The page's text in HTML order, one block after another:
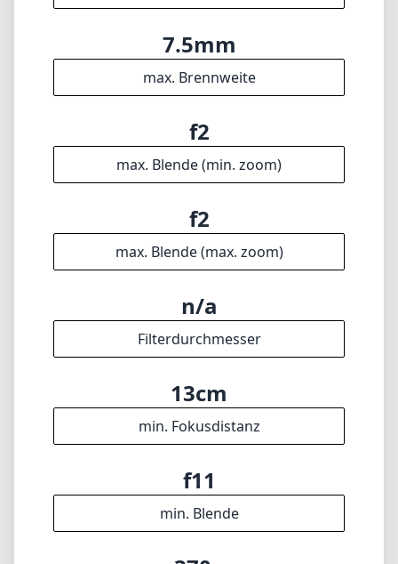
7.5mm
max. Brennweite
f2
max. Blende (min. zoom)
f2
max. Blende (max. zoom)
n/a
Filterdurchmesser
13cm
min. Fokusdistanz
f11
min. Blende